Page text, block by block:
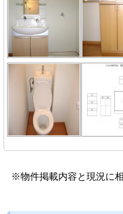
※物件掲載内容と現況に